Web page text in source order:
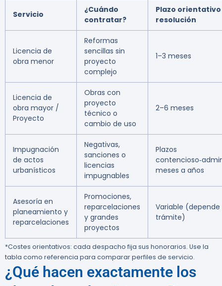
Servicio
¿Cuándo
contratar?
Plazo
resolución
Licencia de
obra menor
Reformas
sencillas sin
proyecto
complejo
1–3 meses
Licencia de
obra mayor /
Proyecto
Obras con
proyecto
técnico o
cambio de uso
2–6 meses
Impugnación
de actos
urbanísticos
Negativas,
sanciones o
licencias
impugnables
Plazos
meses a años
Asesoría en
planeamiento y
reparcelaciones
Promociones,
reparcelaciones
y grandes
proyectos
Variable (depende
trámite)
*Costes orientativos: cada despacho fija sus honorarios. Use la
tabla como referencia para comparar perfiles de servicio.
¿Qué hacen exactamente los